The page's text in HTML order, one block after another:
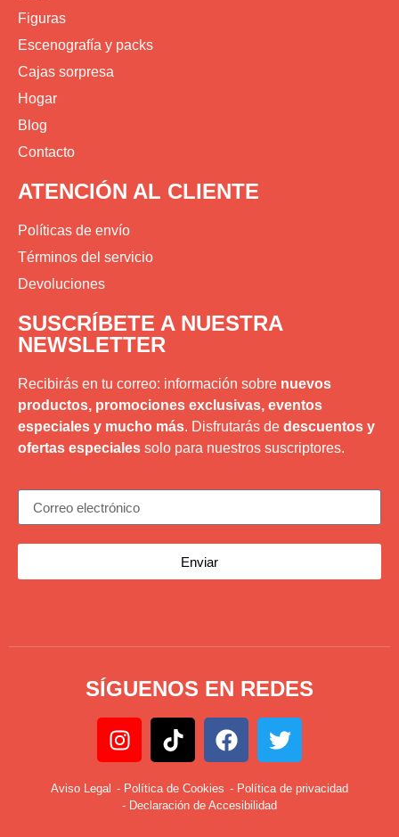
Figuras
Escenografía y packs
Cajas sorpresa
Hogar
Blog
Contacto
ATENCIÓN AL CLIENTE
Políticas de envío
Términos del servicio
Devoluciones
SUSCRÍBETE A NUESTRA
NEWSLETTER
Recibirás en tu correo: información sobre nuevos
productos, promociones exclusivas, eventos
especiales y mucho más. Disfrutarás de descuentos y
ofertas especiales solo para nuestros suscriptores.
Enviar
SÍGUENOS EN REDES
Aviso Legal - Política de Cookies - Política de privacidad
- Declaración de Accesibilidad